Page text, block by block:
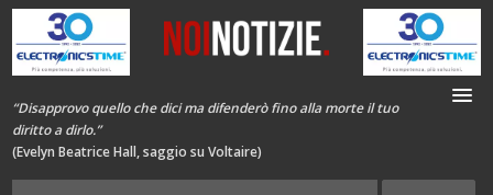
“Disapprovo quello che dici ma difenderò fino alla morte il tuo
diritto a dirlo.”
(Evelyn Beatrice Hall, saggio su Voltaire)